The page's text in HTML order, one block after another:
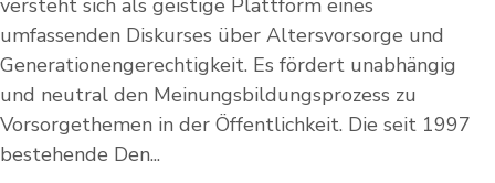
versteht sich als geistige Plattform eines
umfassenden Diskurses über Altersvorsorge und
Generationengerechtigkeit. Es fördert unabhängig
und neutral den Meinungsbildungsprozess zu
Vorsorgethemen in der Öffentlichkeit. Die seit 1997
bestehende Den...